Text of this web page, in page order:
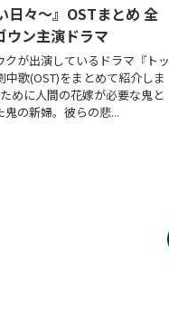
日々〜』OSTまとめ 全
ウン主演ドラマ
が出演しているドラマ『トッ
歌(OST)をまとめて紹介しま
めに人間の花嫁が必要な鬼と
の新婦。彼らの悲...